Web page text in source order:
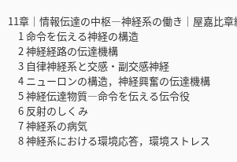
11章｜情報伝達の中枢―神経系の働き｜屋嘉比章
1 命令を伝える神経の構造
2 神経経路の伝達機構
3 自律神経系と交感・副交感神経
4 ニューロンの構造，神経興奮の伝達機構
5 神経伝達物質―命令を伝える伝令役
6 反射のしくみ
7 神経系の病気
8 神経系における環境応答，環境ストレス